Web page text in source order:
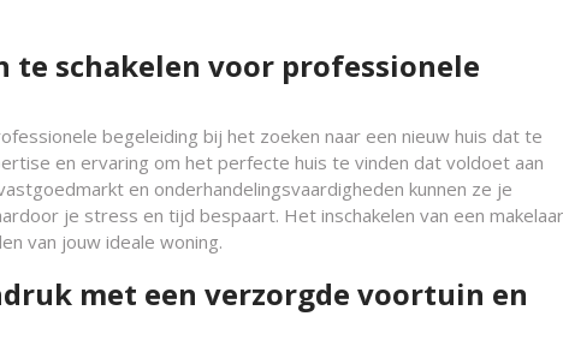
te schakelen voor professionele
begeleiding bij het zoeken naar een nieuw huis dat te
en ervaring om het perfecte huis te vinden dat voldoet aan
en onderhandelingsvaardigheden kunnen ze je
je stress en tijd bespaart. Het inschakelen van een makelaar
van jouw ideale woning.
met een verzorgde voortuin en